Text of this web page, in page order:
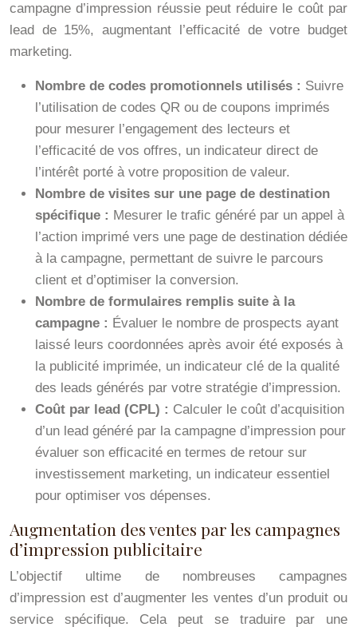
campagne d’impression réussie peut réduire le coût par
lead de 15%, augmentant l’efficacité de votre budget
marketing.
Nombre de codes promotionnels utilisés : Suivre
l’utilisation de codes QR ou de coupons imprimés
pour mesurer l’engagement des lecteurs et
l’efficacité de vos offres, un indicateur direct de
l’intérêt porté à votre proposition de valeur.
Nombre de visites sur une page de destination
spécifique : Mesurer le trafic généré par un appel à
l’action imprimé vers une page de destination dédiée
à la campagne, permettant de suivre le parcours
client et d’optimiser la conversion.
Nombre de formulaires remplis suite à la
campagne : Évaluer le nombre de prospects ayant
laissé leurs coordonnées après avoir été exposés à
la publicité imprimée, un indicateur clé de la qualité
des leads générés par votre stratégie d’impression.
Coût par lead (CPL) : Calculer le coût d’acquisition
d’un lead généré par la campagne d’impression pour
évaluer son efficacité en termes de retour sur
investissement marketing, un indicateur essentiel
pour optimiser vos dépenses.
Augmentation des ventes par les campagnes
d’impression publicitaire
L’objectif ultime de nombreuses campagnes
d’impression est d’augmenter les ventes d’un produit ou
service spécifique. Cela peut se traduire par une